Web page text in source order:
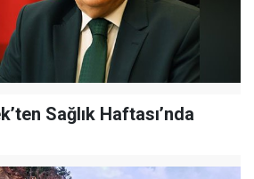
Sağlık Haftası’nda